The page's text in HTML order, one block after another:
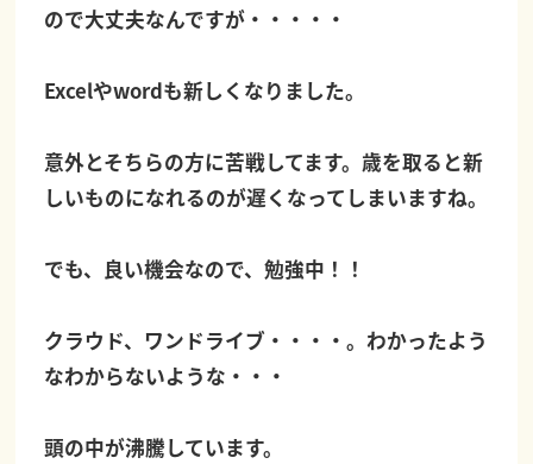
ので大丈夫なんですが・・・・・
Excelやwordも新しくなりました。
意外とそちらの方に苦戦してます。歳を取ると新
しいものになれるのが遅くなってしまいますね。
でも、良い機会なので、勉強中！！
クラウド、ワンドライブ・・・・。わかったよう
なわからないような・・・
頭の中が沸騰しています。